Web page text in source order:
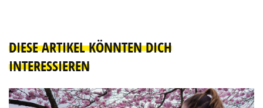
DIESE ARTIKEL KÖNNTEN DICH
INTERESSIEREN